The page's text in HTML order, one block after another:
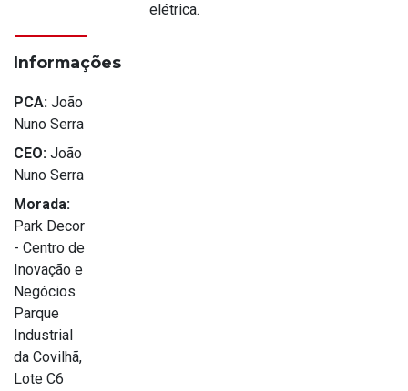
elétrica.
Informações
PCA: João
Nuno Serra
CEO: João
Nuno Serra
Morada:
Park Decor
- Centro de
Inovação e
Negócios
Parque
Industrial
da Covilhã,
Lote C6